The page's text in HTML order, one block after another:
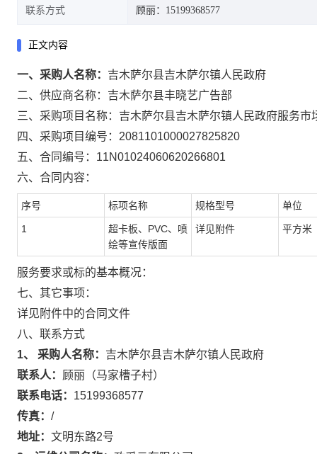
联系方式 顾丽：15199368577
正文内容
一、采购人名称： 吉木萨尔县吉木萨尔镇人民政府
二、供应商名称： 吉木萨尔县丰晓艺广告部
三、采购项目名称： 吉木萨尔县吉木萨尔镇人民政府服务市
四、采购项目编号： 2081101000027825820
五、合同编号： 11N01024060620266801
六、合同内容：
序号 标项名称 规格型号 单位
1
超卡板、PVC、喷
绘等宣传版面
详见附件 平方米
服务要求或标的基本概况：
七、其它事项：
详见附件中的合同文件
八、联系方式
1、 采购人名称： 吉木萨尔县吉木萨尔镇人民政府
联系人： 顾丽（马家槽子村）
联系电话： 15199368577
传真： /
地址： 文明东路2号